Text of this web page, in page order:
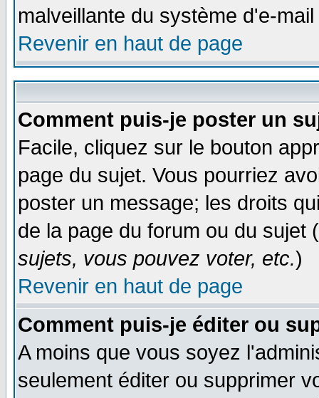
malveillante du système d'e-
Revenir en haut de page
Comment puis-je poster un
Facile, cliquez sur le bouton
page du sujet. Vous pourriez
poster un message; les droits
de la page du forum ou du sujet
sujets, vous pouvez voter, etc.)
Revenir en haut de page
Comment puis-je éditer ou
A moins que vous soyez
seulement éditer ou supprimer